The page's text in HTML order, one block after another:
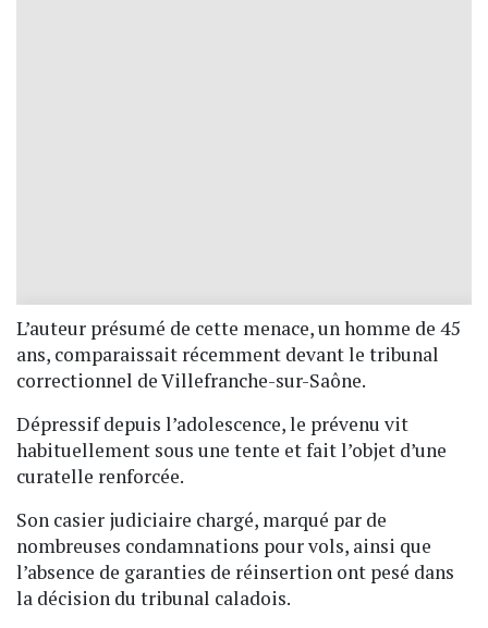
L’auteur présumé de cette menace, un homme de 45
ans, comparaissait récemment devant le tribunal
correctionnel de Villefranche-sur-Saône.
Dépressif depuis l’adolescence, le prévenu vit
habituellement sous une tente et fait l’objet d’une
curatelle renforcée.
Son casier judiciaire chargé, marqué par de
nombreuses condamnations pour vols, ainsi que
l’absence de garanties de réinsertion ont pesé dans
la décision du tribunal caladois.